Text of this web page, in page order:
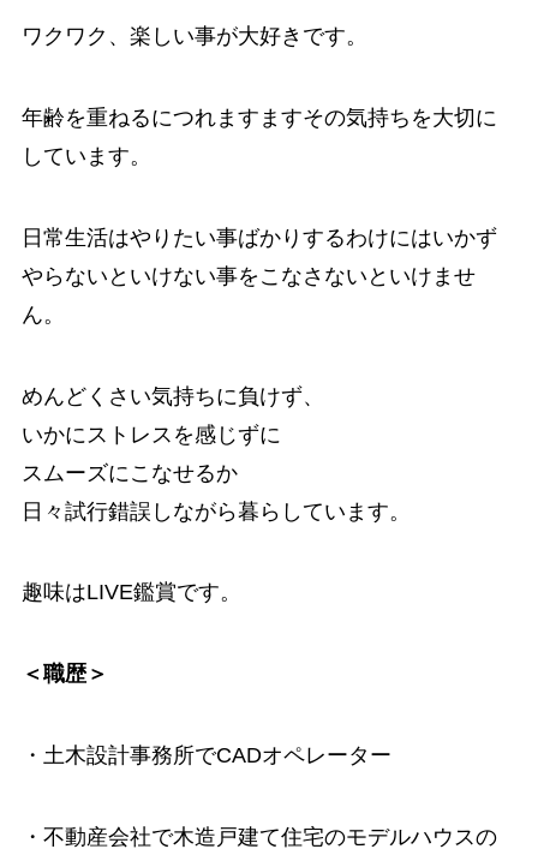
ワクワク、楽しい事が大好きです。
年齢を重ねるにつれますますその気持ちを大切に
しています。
日常生活はやりたい事ばかりするわけにはいかず
やらないといけない事をこなさないといけませ
ん。
めんどくさい気持ちに負けず、
いかにストレスを感じずに
スムーズにこなせるか
日々試行錯誤しながら暮らしています。
趣味はLIVE鑑賞です。
＜職歴＞
・土木設計事務所でCADオペレーター
・不動産会社で木造戸建て住宅のモデルハウスの